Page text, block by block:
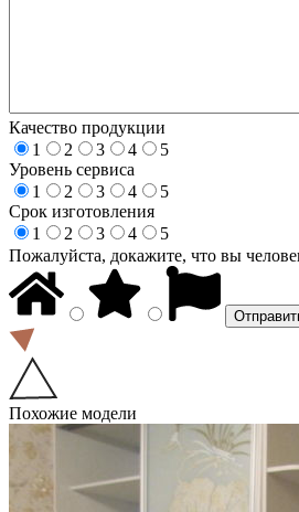
Качество продукции
1
2 3 4
5
Уровень сервиса
1
2 3 4
5
Срок изготовления
1
2 3 4
5
Пожалуйста, докажите, что вы
Похожие модели